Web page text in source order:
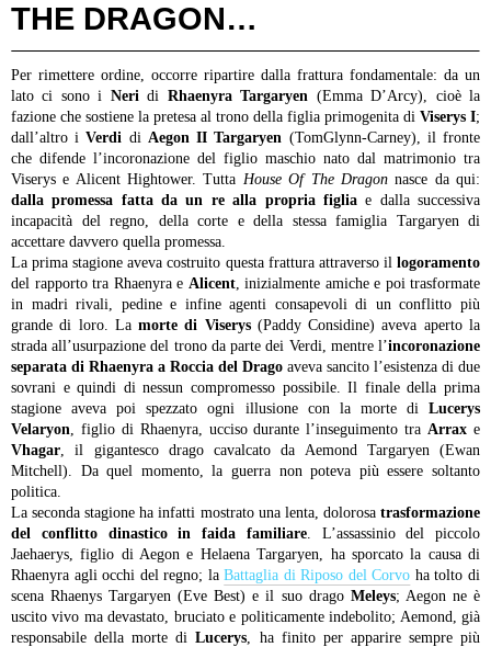
THE DRAGON…
Per rimettere ordine, occorre ripartire dalla frattura fondamentale: da un
lato ci sono i Neridi Rhaenyra Targaryen (Emma D’Arcy), cioè la
fazione che sostiene la pretesa al trono della figlia primogenita di Viserys I;
dall’altro iVerdi di Aegon II Targaryen (TomGlynn-Carney), il fronte
che difende l’incoronazione del figlio maschio nato dal matrimonio tra
Viserys e Alicent Hightower. Tutta House Of The Dragonnasce da qui:
dalla promessa fatta da un re alla propria figliae dalla successiva
incapacità del regno, della corte e della stessa famiglia Targaryen di
accettare davvero quella promessa.
La prima stagione aveva costruito questa frattura attraverso il logoramento
del rapporto tra Rhaenyra e Alicent, inizialmente amiche e poi trasformate
in madri rivali, pedine e infine agenti consapevoli di un conflitto più
grande di loro. Lamorte di Viserys(Paddy Considine) aveva aperto la
strada all’usurpazione del trono da parte dei Verdi, mentre l’incoronazione
separata di Rhaenyra a Roccia del Drago aveva sancito l’esistenza di due
sovrani e quindi di nessun compromesso possibile. Il finale della prima
stagione aveva poi spezzato ogni illusione con la morte di Lucerys
Velaryon, figlio di Rhaenyra, ucciso durante l’inseguimento traArrax e
Vhagar, il gigantesco drago cavalcato da Aemond Targaryen (Ewan
Mitchell). Da quel momento, la guerra non poteva più essere soltanto
politica.
La seconda stagione ha infatti mostrato una lenta, dolorosa trasformazione
del conflitto dinastico in faida familiare. L’assassinio del piccolo
Jaehaerys, figlio di Aegon e Helaena Targaryen, ha sporcato la causa di
Rhaenyra agli occhi del regno; laBattaglia di Riposo del Corvo ha tolto di
scena Rhaenys Targaryen (Eve Best) e il suo drago Meleys; Aegon ne è
uscito vivo ma devastato, bruciato e politicamente indebolito; Aemond, già
responsabile della morte diLucerys, ha finito per apparire sempre più